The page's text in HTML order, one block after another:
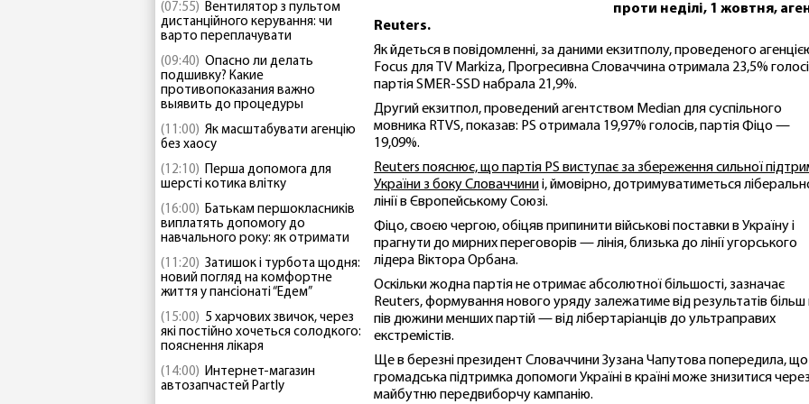
(07:55) Вентилятор з пультом
дистанційного керування: чи
варто переплачувати
(09:40) Опасно ли делать
подшивку? Какие
противопоказания важно
выявить до процедуры
(11:00) Як масштабувати агенцію
без хаосу
(12:10) Перша допомога для
шерсті котика влітку
(16:00) Батькам першокласників
виплатять допомогу до
навчального року: як отримати
(11:20) Затишок і турбота щодня:
новий погляд на комфортне
життя у пансіонаті “Едем”
(15:00) 5 харчових звичок, через
які постійно хочеться солодкого:
пояснення лікаря
(14:00) Интернет-магазин
автозапчастей Partly
проти неділі, 1 жовтня,
Reuters.
Як йдеться в повідомленні, за даними екзитполу, проведеного
Focus для TV Markiza, Прогресивна Словаччина отримала 23,5%
партія SMER-SSD набрала 21,9%.
Другий екзитпол, проведений агентством Median для суспільного
мовника RTVS, показав: PS отримала 19,97% голосів, партія Фіцо —
19,09%.
Reuters пояснює, що партія PS виступає за збереження сильної
України з боку Словаччиниі, ймовірно, дотримуватиметься
лінії в Європейському Союзі.
Фіцо, своєю чергою, обіцяв припинити військові поставки в Україну і
прагнути до мирних переговорів — лінія, близька до лінії угорського
лідера Віктора Орбана.
Оскільки жодна партія не отримає абсолютної більшості, зазначає
Reuters, формування нового уряду залежатиме від результатів більш
пів дюжини менших партій — від лібертаріанців до ультраправих
екстремістів.
Ще в березні президент Словаччини Зузана Чапутова попередила, що
громадська підтримка допомоги Україні в країні може знизитися
майбутню передвиборчу кампанію.